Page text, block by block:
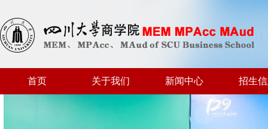
首页 关于我们 新闻中心 招生